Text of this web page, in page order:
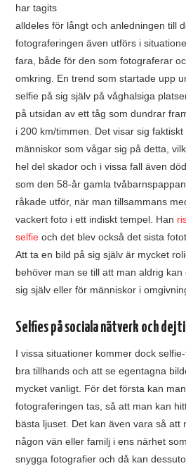
har tagits
alldeles för långt och anledningen till
fotograferingen även utförs i
fara, både för den som fotograferar
omkring. En trend som startade upp
selfie på sig själv på våghalsiga
på utsidan av ett tåg som dundrar
i 200 km/timmen. Det visar sig
människor som vågar sig på detta,
hel del skador och i vissa fall även
som den 58-år gamla
råkade utför, när man tillsammans
vackert foto i ett indiskt tempel. Han
selfie och det blev också det sista
Att ta en bild på sig själv är mycket
behöver man se till att man aldrig
sig själv eller för människor i
Selfies på sociala nätverk och
I vissa situationer kommer dock
bra tillhands och att se egentagna
mycket vanligt. För det första kan
fotograferingen tas, så att man kan
bästa ljuset. Det kan även vara så att
någon vän eller familj i ens närhet
snygga fotografier och då kan